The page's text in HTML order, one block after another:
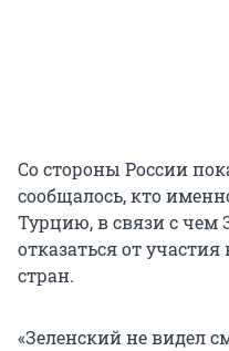
Со стороны России
сообщалось, кто
Турцию, в связи с чем
отказаться от
стран.
«Зеленский не видел